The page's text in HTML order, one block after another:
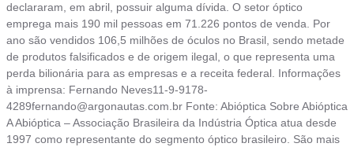
declararam, em abril, possuir alguma dívida. O setor óptico
emprega mais 190 mil pessoas em 71.226 pontos de venda. Por
ano são vendidos 106,5 milhões de óculos no Brasil, sendo metade
de produtos falsificados e de origem ilegal, o que representa uma
perda bilionária para as empresas e a receita federal. Informações
à imprensa: Fernando Neves11-9-9178-
4289fernando@argonautas.com.br Fonte: Abióptica Sobre Abióptica
A Abióptica – Associação Brasileira da Indústria Óptica atua desde
1997 como representante do segmento óptico brasileiro. São mais